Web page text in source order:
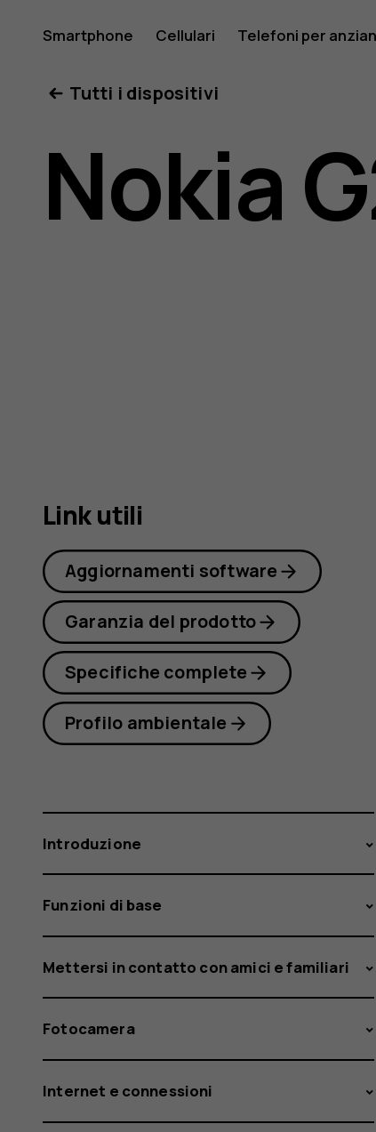
Manuale
d'uso
del
Smartphone Cellulari Telefoni per
Tutti i dispositivi
Nokia
Link utili
Aggiornamenti software
Garanzia del prodotto
Specifiche complete
Profilo ambientale
Introduzione
Funzioni di base
Mettersi in contatto con amici e familiari
Fotocamera
Internet e connessioni